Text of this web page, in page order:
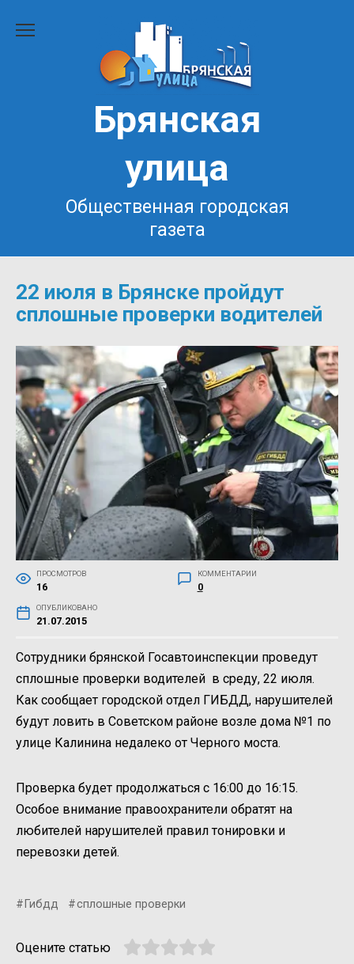
Брянская
улица
Общественная городская
газета
22 июля в Брянске пройдут
сплошные проверки водителей
ПРОСМОТРОВ
16
КОММЕНТАРИИ
0
ОПУБЛИКОВАНО
21.07.2015
Сотрудники брянской Госавтоинспекции проведут
сплошные проверки водителей в среду, 22 июля.
Как сообщает городской отдел ГИБДД, нарушителей
будут ловить в Советском районе возле дома №1 по
улице Калинина недалеко от Черного моста.
Проверка будет продолжаться с 16:00 до 16:15.
Особое внимание правоохранители обратят на
любителей нарушителей правил тонировки и
перевозки детей.
Гибдд сплошные проверки
Оцените статью